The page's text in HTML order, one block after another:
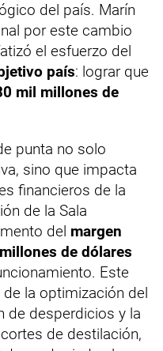
del país. Marín
por este cambio
el esfuerzo del
país: lograr que
mil millones de
punta no solo
sino que impacta
financieros de la
de la Sala
del margen
de dólares
Este
la optimización del
de desperdicios y la
de destilación,